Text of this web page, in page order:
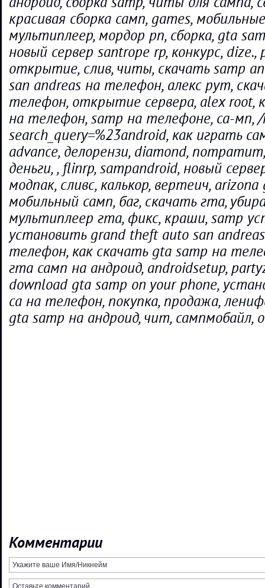
красивая сборка самп, games,
мультиплеер, мордор рп, сборка, gta
новый сервер santrope rp, конкурс,
открытие, слив, читы, скачать samp
san andreas на телефон, алекс рут,
телефон, открытие сервера, alex root,
на телефон, samp на телефоне, са-мп, /
search_query=%23android, как играть
advance, делорензи, diamond,
деньги, , flinrp, sampandroid, новый
модпак, сливс, калькор, вертеич, arizona
мобильный самп, баг, скачать гта,
мультиплеер гта, фикс, краши, samp
установить grand theft auto san
телефон, как скачать gta samp на
гта самп на андроид, androidsetup,
download gta samp on your phone,
са на телефон, покупка, продажа,
gta samp на андроид, чит, сампмобайл,
Комментарии